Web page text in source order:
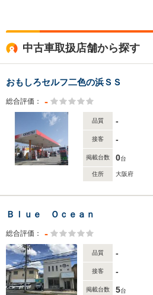
高等学校、貝塚市立西幼稚園といった教
します。駅の周辺は主として住宅地が広が
である府道64号線、府道204号線と高速道
備されています。
中古車取扱店舗から探す
おもしろセルフ二色の浜ＳＳ
総合評価： -
品質 -
接客 -
掲載台数 0台
住所 大阪府
Ｂｌｕｅ Ｏｃｅａｎ
総合評価： -
品質 -
接客 -
掲載台数 5台